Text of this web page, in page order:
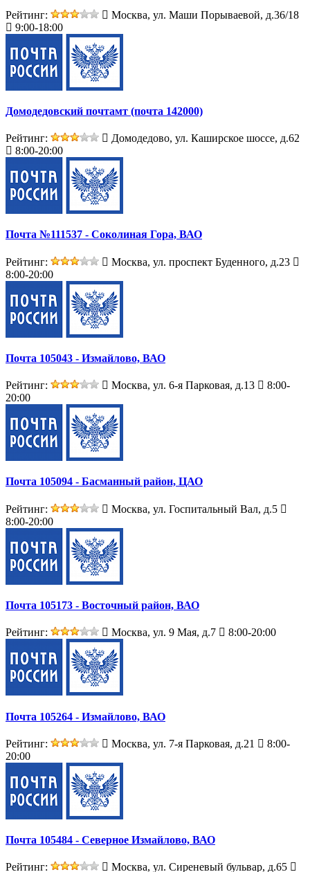
Рейтинг:
Москва, ул. Маши Порываевой, д.36/18
9:00-18:00
Домодедовский почтамт (почта 142000)
Рейтинг:
Домодедово, ул. Каширское шоссе, д.62
8:00-20:00
Почта №111537 - Соколиная Гора, ВАО
Рейтинг:
Москва, ул. проспект Буденного, д.23
8:00-20:00
Почта 105043 - Измайлово, ВАО
Рейтинг: Москва, ул. 6-я Парковая, д.13
8:00-
20:00
Почта 105094 - Басманный район, ЦАО
Рейтинг:
Москва, ул. Госпитальный Вал, д.5
8:00-20:00
Почта 105173 - Восточный район, ВАО
Рейтинг: Москва, ул. 9 Мая, д.7 8:00-20:00
Почта 105264 - Измайлово, ВАО
Рейтинг: Москва, ул. 7-я Парковая, д.21
8:00-
20:00
Почта 105484 - Северное Измайлово, ВАО
Рейтинг:
Москва, ул. Сиреневый бульвар, д.65